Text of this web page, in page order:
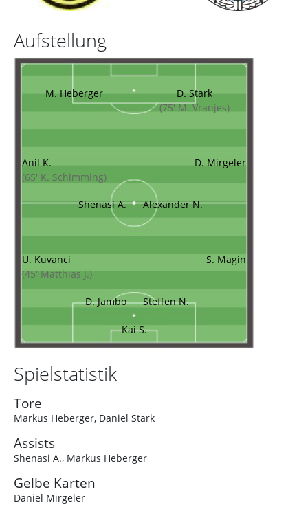
Aufstellung
M. Heberger
D. Stark
(75' M. Vranjes)
Anil K.
(65' K. Schimming)
D. Mirgeler
Shenasi A. Alexander N.
U. Kuvanci
(45' Matthias J.)
S. Magin
D. Jambo Steffen N.
Kai S.
Spielstatistik
Tore
Markus Heberger, Daniel Stark
Assists
Shenasi A., Markus Heberger
Gelbe Karten
Daniel Mirgeler